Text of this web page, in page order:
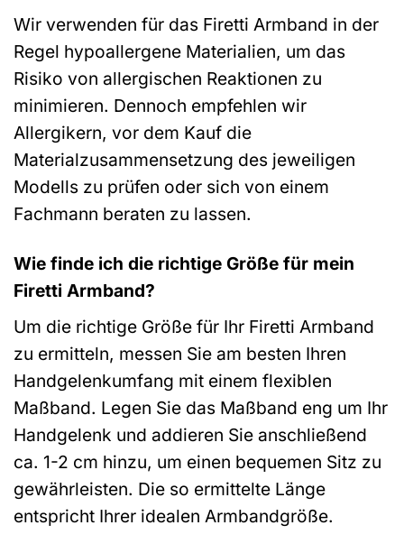
Wir verwenden für das Firetti Armband in der
Regel hypoallergene Materialien, um das
Risiko von allergischen Reaktionen zu
minimieren. Dennoch empfehlen wir
Allergikern, vor dem Kauf die
Materialzusammensetzung des jeweiligen
Modells zu prüfen oder sich von einem
Fachmann beraten zu lassen.
Wie finde ich die richtige Größe für mein
Firetti Armband?
Um die richtige Größe für Ihr Firetti Armband
zu ermitteln, messen Sie am besten Ihren
Handgelenkumfang mit einem flexiblen
Maßband. Legen Sie das Maßband eng um Ihr
Handgelenk und addieren Sie anschließend
ca. 1-2 cm hinzu, um einen bequemen Sitz zu
gewährleisten. Die so ermittelte Länge
entspricht Ihrer idealen Armbandgröße.